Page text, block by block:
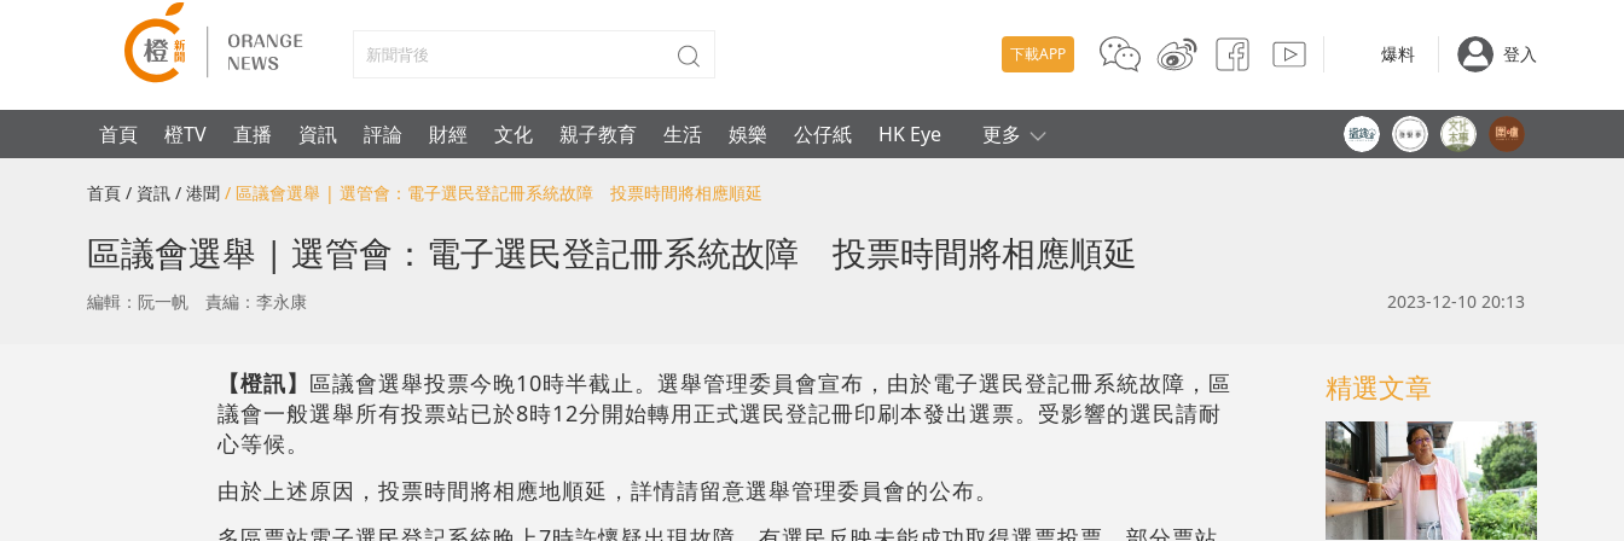
下載APP 爆料 登入
首頁 橙TV 直播 資訊 評論 財經 文化 親子教育 生活 娛樂 公仔紙 HK Eye 更多
首頁 / 資訊 / 港聞 / 區議會選舉 | 選管會：電子選民登記冊系統故障 投票時間將相應順延
區議會選舉 | 選管會：電子選民登記冊系統故障 投票時間將相應順延
編輯：阮一帆 責編：李永康 2023-12-10 20:13
【橙訊】 區議會選舉投票今晚10時半截止。選舉管理委員會宣布，由於電子選民登記冊系統故障，區
議會一般選舉所有投票站已於8時12分開始轉用正式選民登記冊印刷本發出選票。受影響的選民請耐
心等候。
由於上述原因，投票時間將相應地順延，詳情請留意選舉管理委員會的公布。
精選文章